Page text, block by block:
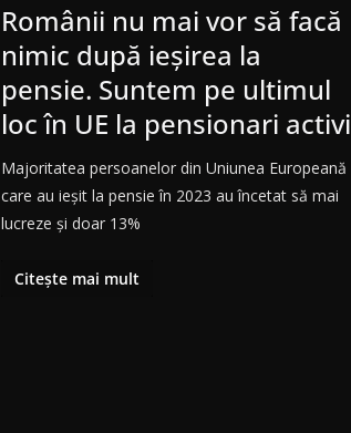
Românii nu mai vor să facă
nimic după ieșirea la
pensie. Suntem pe ultimul
loc în UE la pensionari activi
Majoritatea persoanelor din Uniunea Europeană
care au ieşit la pensie în 2023 au încetat să mai
lucreze şi doar 13%
Citește mai mult